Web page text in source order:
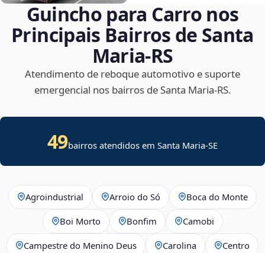
Guincho para Carro nos
Principais Bairros de Santa
Maria‑RS
Atendimento de reboque automotivo e suporte
emergencial nos bairros de Santa Maria‑RS.
49bairros atendidos em Santa Maria-SE
Agroindustrial Arroio do Só Boca do Monte
Boi Morto Bonfim Camobi
Campestre do Menino Deus Carolina Centro